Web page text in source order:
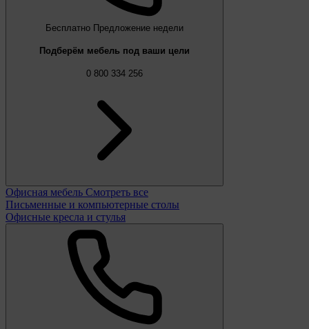
Бесплатно Предложение недели
Подберём мебель под ваши цели
0 800 334 256
Офисная мебель Смотреть все
Письменные и компьютерные столы
Офисные кресла и стулья